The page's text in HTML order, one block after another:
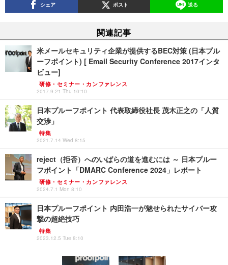
シェア ポスト 送る
関連記事
米メールセキュリティ企業が提供するBEC対策 (日本プル
ーフポイント) [ Email Security Conference 2017インタ
ビュー]
研修・セミナー・カンファレンス
2017.9.21 Thu 10:10
日本プルーフポイント 代表取締役社長 茂木正之の「人質
交渉」
特集
2021.7.14 Wed 8:15
reject（拒否）へのいばらの道を進むには ～ 日本プルー
フポイント「DMARC Conference 2024」レポート
研修・セミナー・カンファレンス
2024.7.1 Mon 8:10
日本プルーフポイント 内田浩一が魅せられたサイバー攻
撃の超絶技巧
特集
2023.12.5 Tue 8:10